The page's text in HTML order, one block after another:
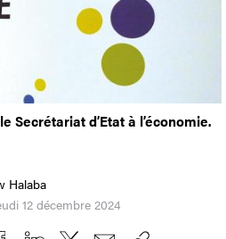
Secrétariat d’Etat à l’économie.
Halaba
12 décembre 2024